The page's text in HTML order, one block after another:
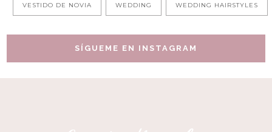
VESTIDO DE NOVIA WEDDING WEDDING HAIRSTYLES
SÍGUEME EN INSTAGRAM